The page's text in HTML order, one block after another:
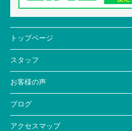
トップページ
スタッフ
お客様の声
ブログ
アクセスマップ